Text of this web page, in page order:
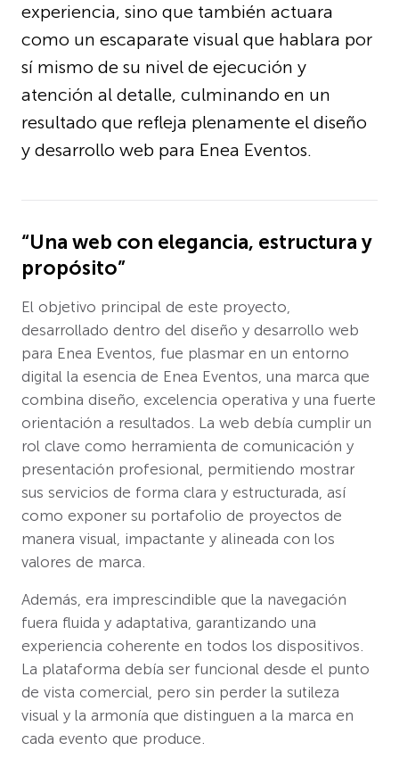
experiencia, sino que también actuara
como un escaparate visual que hablara por
sí mismo de su nivel de ejecución y
atención al detalle, culminando en un
resultado que refleja plenamente el diseño
y desarrollo web para Enea Eventos.
“Una web con elegancia, estructura y
propósito”
El objetivo principal de este proyecto,
desarrollado dentro del diseño y desarrollo web
para Enea Eventos, fue plasmar en un entorno
digital la esencia de Enea Eventos, una marca que
combina diseño, excelencia operativa y una fuerte
orientación a resultados. La web debía cumplir un
rol clave como herramienta de comunicación y
presentación profesional, permitiendo mostrar
sus servicios de forma clara y estructurada, así
como exponer su portafolio de proyectos de
manera visual, impactante y alineada con los
valores de marca.
Además, era imprescindible que la navegación
fuera fluida y adaptativa, garantizando una
experiencia coherente en todos los dispositivos.
La plataforma debía ser funcional desde el punto
de vista comercial, pero sin perder la sutileza
visual y la armonía que distinguen a la marca en
cada evento que produce.